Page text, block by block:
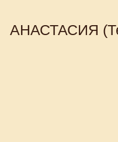
АНАСТАСИЯ